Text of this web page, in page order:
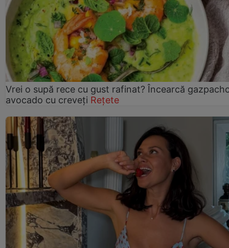
Vrei o supă rece cu gust rafinat? Încearcă
avocado cu creveți Rețete